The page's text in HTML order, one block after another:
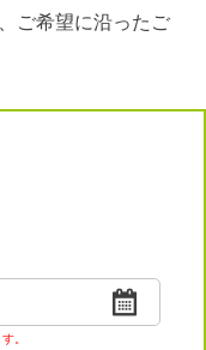
ご希望に沿ったご
。